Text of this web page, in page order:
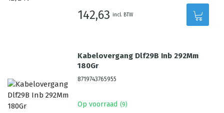
142,63 incl. BTW
Kabelovergang Dlf29B Inb 292Mm
180Gr
8719743765955
Op voorraad (9)